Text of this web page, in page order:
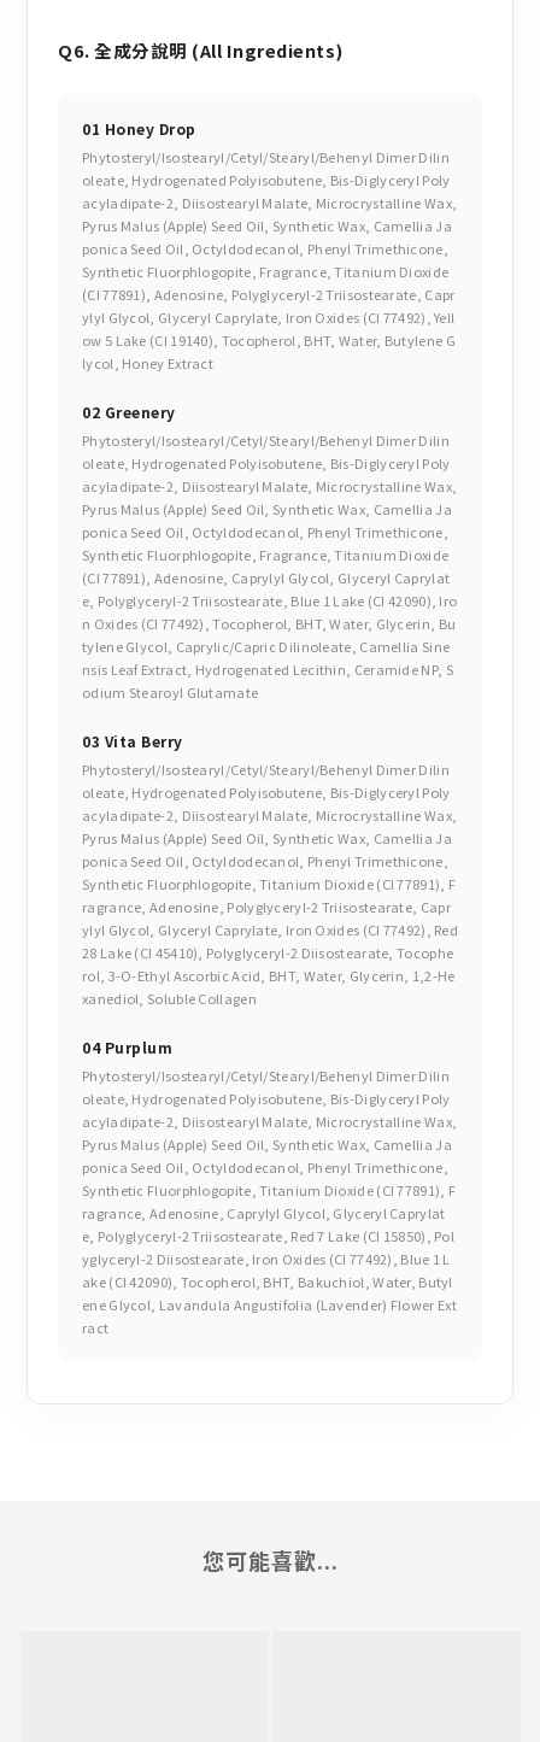
Q6. 全成分說明 (All Ingredients)
01 Honey Drop
Phytosteryl/Isostearyl/Cetyl/Stearyl/Behenyl Dimer Dilin
oleate, Hydrogenated Polyisobutene, Bis-Diglyceryl Poly
acyladipate-2, Diisostearyl Malate, Microcrystalline Wax,
Pyrus Malus (Apple) Seed Oil, Synthetic Wax, Camellia Ja
ponica Seed Oil, Octyldodecanol, Phenyl Trimethicone,
Synthetic Fluorphlogopite, Fragrance, Titanium Dioxide
(CI 77891), Adenosine, Polyglyceryl-2 Triisostearate, Capr
ylyl Glycol, Glyceryl Caprylate, Iron Oxides (CI 77492), Yell
ow 5 Lake (CI 19140), Tocopherol, BHT, Water, Butylene G
lycol, Honey Extract
02 Greenery
Phytosteryl/Isostearyl/Cetyl/Stearyl/Behenyl Dimer Dilin
oleate, Hydrogenated Polyisobutene, Bis-Diglyceryl Poly
acyladipate-2, Diisostearyl Malate, Microcrystalline Wax,
Pyrus Malus (Apple) Seed Oil, Synthetic Wax, Camellia Ja
ponica Seed Oil, Octyldodecanol, Phenyl Trimethicone,
Synthetic Fluorphlogopite, Fragrance, Titanium Dioxide
(CI 77891), Adenosine, Caprylyl Glycol, Glyceryl Caprylat
e, Polyglyceryl-2 Triisostearate, Blue 1 Lake (CI 42090), Iro
n Oxides (CI 77492), Tocopherol, BHT, Water, Glycerin, Bu
tylene Glycol, Caprylic/Capric Dilinoleate, Camellia Sine
nsis Leaf Extract, Hydrogenated Lecithin, Ceramide NP, S
odium Stearoyl Glutamate
03 Vita Berry
Phytosteryl/Isostearyl/Cetyl/Stearyl/Behenyl Dimer Dilin
oleate, Hydrogenated Polyisobutene, Bis-Diglyceryl Poly
acyladipate-2, Diisostearyl Malate, Microcrystalline Wax,
Pyrus Malus (Apple) Seed Oil, Synthetic Wax, Camellia Ja
ponica Seed Oil, Octyldodecanol, Phenyl Trimethicone,
Synthetic Fluorphlogopite, Titanium Dioxide (CI 77891), F
ragrance, Adenosine, Polyglyceryl-2 Triisostearate, Capr
ylyl Glycol, Glyceryl Caprylate, Iron Oxides (CI 77492), Red
28 Lake (CI 45410), Polyglyceryl-2 Diisostearate, Tocophe
rol, 3-O-Ethyl Ascorbic Acid, BHT, Water, Glycerin, 1,2-He
xanediol, Soluble Collagen
04 Purplum
Phytosteryl/Isostearyl/Cetyl/Stearyl/Behenyl Dimer Dilin
oleate, Hydrogenated Polyisobutene, Bis-Diglyceryl Poly
acyladipate-2, Diisostearyl Malate, Microcrystalline Wax,
Pyrus Malus (Apple) Seed Oil, Synthetic Wax, Camellia Ja
ponica Seed Oil, Octyldodecanol, Phenyl Trimethicone,
Synthetic Fluorphlogopite, Titanium Dioxide (CI 77891), F
ragrance, Adenosine, Caprylyl Glycol, Glyceryl Caprylat
e, Polyglyceryl-2 Triisostearate, Red 7 Lake (CI 15850), Pol
yglyceryl-2 Diisostearate, Iron Oxides (CI 77492), Blue 1 L
ake (CI 42090), Tocopherol, BHT, Bakuchiol, Water, Butyl
ene Glycol, Lavandula Angustifolia (Lavender) Flower Ext
ract
您可能喜歡...